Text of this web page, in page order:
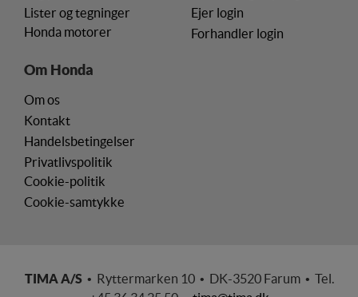
Lister og tegninger
Honda motorer
Ejer login
Forhandler login
Om Honda
Om os
Kontakt
Handelsbetingelser
Privatlivspolitik
Cookie-politik
Cookie-samtykke
TIMA A/S• Ryttermarken 10 • DK-3520 Farum • Tel.